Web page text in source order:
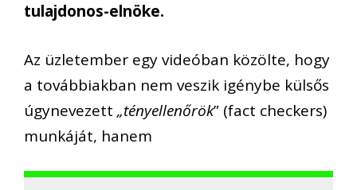
tulajdonos-elnöke.
Az üzletember egy videóban közölte, hogy
a továbbiakban nem veszik igénybe külsős
úgynevezett „tényellenőrök” (fact checkers)
munkáját, hanem